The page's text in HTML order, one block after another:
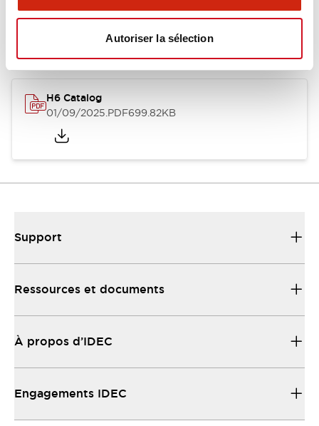
Autoriser la sélection
Catalogues Et Brochures
H6 Catalog
01/09/2025.PDF699.82KB
Support
Ressources et documents
À propos d’IDEC
Engagements IDEC